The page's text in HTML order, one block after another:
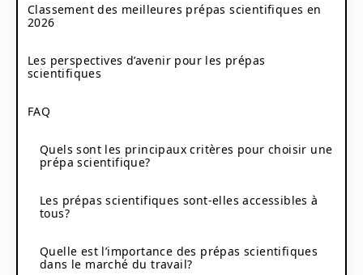
Classement des meilleures prépas scientifiques en
2026
Les perspectives d’avenir pour les prépas
scientifiques
FAQ
Quels sont les principaux critères pour choisir une
prépa scientifique?
Les prépas scientifiques sont-elles accessibles à
tous?
Quelle est l’importance des prépas scientifiques
dans le marché du travail?